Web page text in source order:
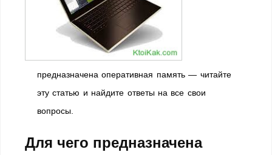
предназначена оперативная память — читайте
эту статью и найдите ответы на все свои
вопросы.
Для чего предназначена